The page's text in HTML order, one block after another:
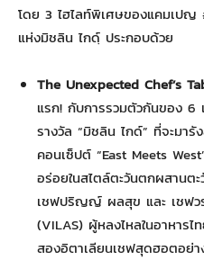
โดย 3 ไฮไลท์พิเศษของแคมเป
แห่งมิชลิน ไกดฺ์ ประกอบด้วย
The Unexpected Chef’s
แรก! กับการรวมตัวกันของ 6
รางวัล “มิชลิน ไกด์” ที่จะมา
คอนเซ็ปต์ “East Meets
อร่อยในสไตล์ตะวันตกผสานต
เชฟปริญญ์ ผลสุข และ เชฟว
(VILAS) ผู้หลงไหลในอาหาร
สองอิตาเลียนเชฟสุดฮอตอย่